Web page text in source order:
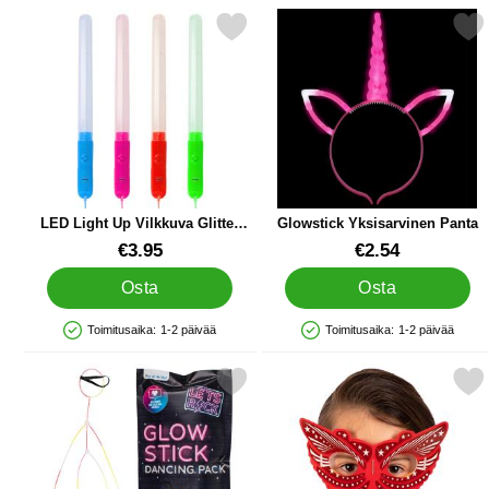
LED Light Up Vilkkuva Glitter
Sauva
Tuote.nro 84785€3.95
Osta
Saatavuus: Varastossa
Toimitusaika: 1-2 päivää
Merkitse lED Light Up Vilkkuva Glitter Sauva suosikiksi
Glowstick Yksisarvinen Panta
Tuote.nro 44759€2.54
Osta
Saatavuus: Varastossa
Toimitusaika: 1-2 päivää
Merkitse glowstick
Merkitse glow Stick Dancing Pack suosikiksiMerkitse glow Mask Perhonen